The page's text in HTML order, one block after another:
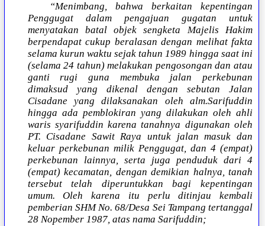
“Menimbang, bahwa berkaitan kepentingan
Penggugat dalam pengajuan gugatan untuk
menyatakan batal objek sengketa Majelis Hakim
berpendapat cukup beralasan dengan melihat fakta
selama kurun waktu sejak tahun 1989 hingga saat ini
(selama 24 tahun) melakukan pengosongan dan atau
ganti rugi guna membuka jalan perkebunan
dimaksud yang dikenal dengan sebutan Jalan
Cisadane yang dilaksanakan oleh alm.Sarifuddin
hingga ada pemblokiran yang dilakukan oleh ahli
waris syarifuddin karena tanahnya digunakan oleh
PT. Cisadane Sawit Raya untuk jalan masuk dan
keluar perkebunan milik Penggugat, dan 4 (empat)
perkebunan lainnya, serta juga penduduk dari 4
(empat) kecamatan, dengan demikian halnya, tanah
tersebut telah diperuntukkan bagi kepentingan
umum. Oleh karena itu perlu ditinjau kembali
pemberian SHM No. 68/Desa Sei Tampang tertanggal
28 Nopember 1987, atas nama Sarifuddin;